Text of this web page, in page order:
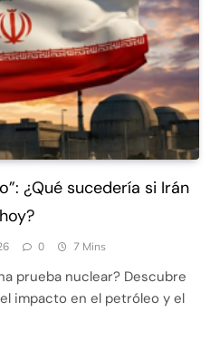
¿Qué sucedería si Irán
0 7 Mins
prueba nuclear? Descubre
impacto en el petróleo y el